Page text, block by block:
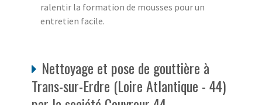
ralentir la formation de mousses pour un
entretien facile.
Nettoyage et pose de gouttière à
Trans-sur-Erdre (Loire Atlantique - 44)